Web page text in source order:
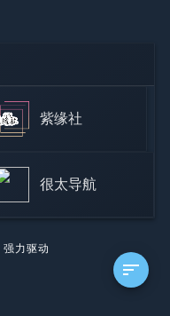
紫缘社
很太导航
强力驱动
sort